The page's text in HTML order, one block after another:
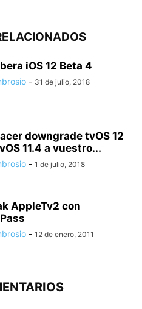
iOS 12 Beta 4
- 31 de julio, 2018
downgrade tvOS 12
11.4 a vuestro...
- 1 de julio, 2018
AppleTv2 con
- 12 de enero, 2011